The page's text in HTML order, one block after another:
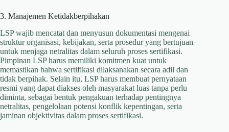
3. Manajemen Ketidakberpihakan
LSP wajib mencatat dan menyusun dokumentasi mengenai
struktur organisasi, kebijakan, serta prosedur yang bertujuan
untuk menjaga netralitas dalam seluruh proses sertifikasi.
Pimpinan LSP harus memiliki komitmen kuat untuk
memastikan bahwa sertifikasi dilaksanakan secara adil dan
tidak berpihak. Selain itu, LSP harus membuat pernyataan
resmi yang dapat diakses oleh masyarakat luas tanpa perlu
diminta, sebagai bentuk pengakuan terhadap pentingnya
netralitas, pengelolaan potensi konflik kepentingan, serta
jaminan objektivitas dalam proses sertifikasi.